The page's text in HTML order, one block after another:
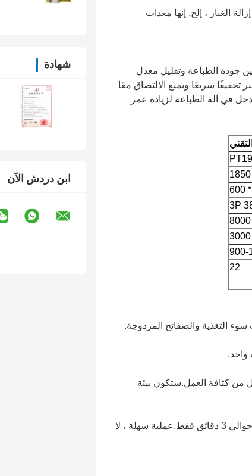
شهادة
ابن دردش الآن
الغبار ، إلخ. إنها معدات
جودة الطباعة وتقليل معدل
الحبر تجفيفًا سريعًا ويمنع الالتصاق معًا
في آلة الطباعة لزيادة عمر
3P
8000
3000
900-
22
التغذية والصفائح المزدوجة.
واحد.
من كثافة العمل.ستكون بيئة
في المتوسط ​​، تستغرق عمليات تقليب الوبر ، وإزالة المسحوق ، وفصل الورق والمحاذاة حوالي 3 دقائق فقط.عملية سهلة ، لا